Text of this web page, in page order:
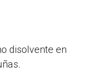
disolvente en